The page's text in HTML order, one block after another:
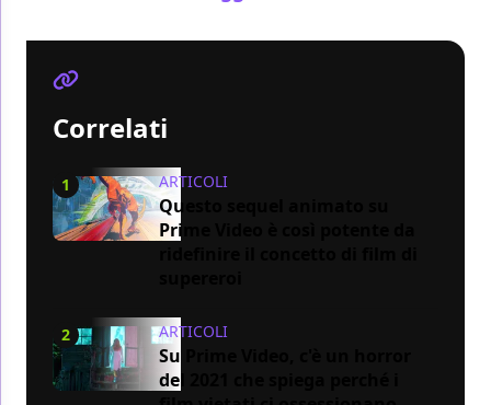
Correlati
1 ARTICOLI
Questo sequel animato su
Prime Video è così potente da
2 ARTICOLI
Su Prime Video, c'è un horror
del 2021 che spiega perché i